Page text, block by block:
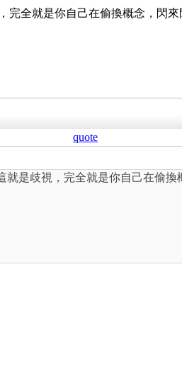
全就是你自己在偷換概念，閃來
quote
是歧視，完全就是你自己在偷換